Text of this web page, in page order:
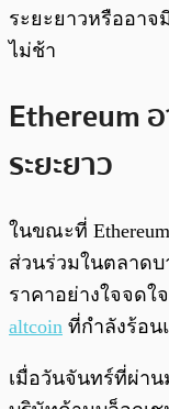
ระยะยาวหรืออาจ
ไม่ช้า
Ethereum
ระยะยาว
ในขณะที่
ส่วนร่วมในตลาดบ
ราคาอย่างใจจดใ
altcoin ที่กำลังร้อน
เมื่อวันจันทร์ที่ผ่าน